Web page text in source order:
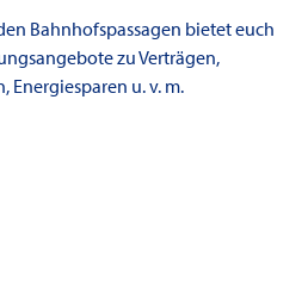
Bahnhofspassagen bietet euch
zu Verträgen,
Energiesparen u. v. m.